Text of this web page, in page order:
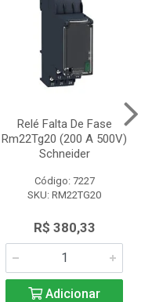
Relé Falta De Fase
Rm22Tg20 (200 A 500V)
Schneider
Código: 7227
SKU: RM22TG20
R$ 380,33
Adicionar